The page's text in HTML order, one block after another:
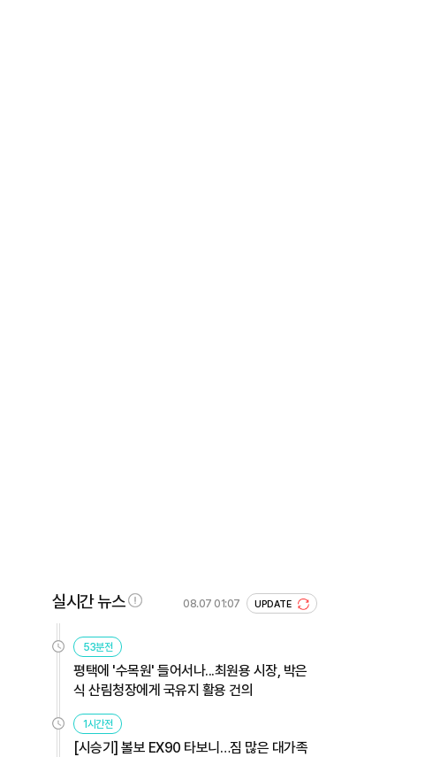
실시간 뉴스 08.07 01:07 UPDATE
53분전
평택에 '수목원' 들어서나...최원용 시장, 박은
식 산림청장에게 국유지 활용 건의
1시간전
[시승기] 볼보 EX90 타보니…짐 많은 대가족